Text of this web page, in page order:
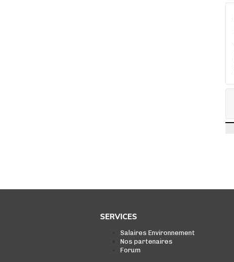
SERVICES
Salaires Environnement
Nos partenaires
Forum